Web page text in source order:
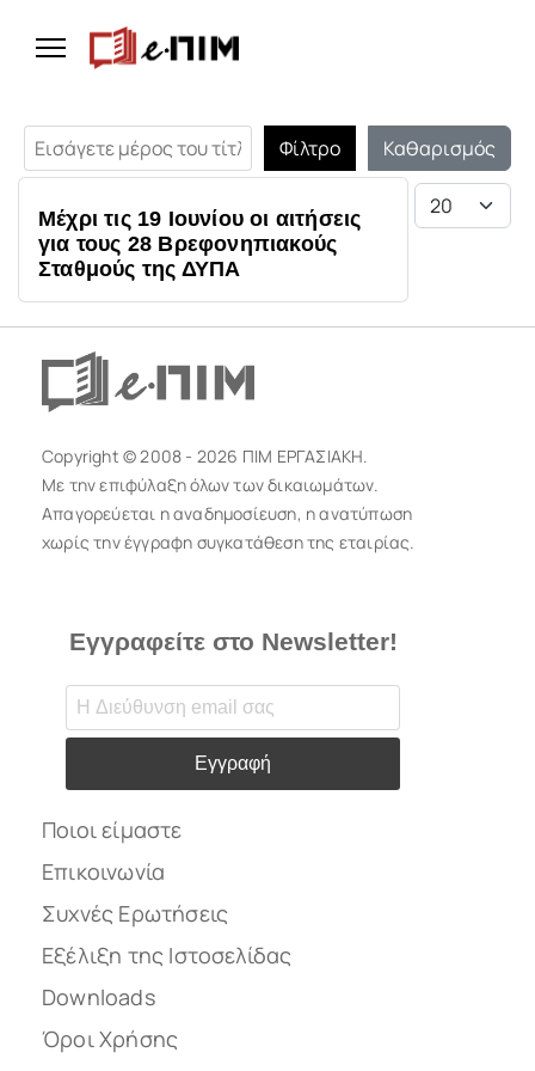
Εισάγετε μέρος του τίτλου.
Φίλτρο
Καθαρισμός
Εμφάνιση #
Μέχρι τις 19 Ιουνίου οι αιτήσεις
για τους 28 Βρεφονηπιακούς
Σταθμούς της ΔΥΠΑ
Copyright © 2008 - 2026 ΠΙΜ ΕΡΓΑΣΙΑΚΗ.
Με την επιφύλαξη όλων των δικαιωμάτων.
Απαγορεύεται η αναδημοσίευση, η ανατύπωση
χωρίς την έγγραφη συγκατάθεση της εταιρίας.
Εγγραφείτε στο Newsletter!
Εγγραφή
Ποιοι είμαστε
Επικοινωνία
Συχνές Ερωτήσεις
Εξέλιξη της Ιστοσελίδας
Downloads
Όροι Χρήσης